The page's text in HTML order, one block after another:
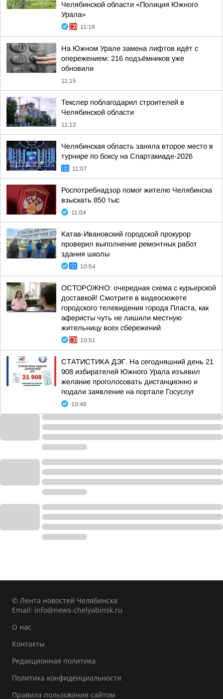
Челябинской области «Полиция Южного
Урала»
11:18
На Южном Урале замена лифтов идёт с
опережением: 216 подъёмников уже
обновили
11:15
Текслер поблагодарил строителей в
Челябинской области
11:12
Челябинская область заняла второе место в
турнире по боксу на Спартакиаде-2026
11:07
Роспотребнадзор помог жителю Челябинска
взыскать 850 тыс
11:04
Катав-Ивановский городской прокурор
проверил выполнение ремонтных работ
здания школы
10:54
ОСТОРОЖНО: очередная схема с курьерской
доставкой! Смотрите в видеосюжете
городского телевидения города Пласта, как
аферисты чуть не лишили местную
жительницу всех сбережений
10:51
СТАТИСТИКА ДЭГ. На сегодняшний день 21
908 избирателей Южного Урала изъявил
желание проголосовать дистанционно и
подали заявление на портале Госуслуг
10:48
© Лента новостей Челябинска
Email: info@news-chelyabinsk.ru
О нас
Контакты
Редакционная политика
Политика конфиденциальности
Правила пользования сайтом